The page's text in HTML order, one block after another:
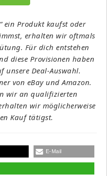
ein Produkt kaufst oder
erhalten wir oftmals
Für dich entstehen
diese Provisionen haben
unsere Deal-Auswahl.
von eBay und Amazon.
wir an qualifizierten
wir möglicherweise
Kauf tätigst.
E-Mail